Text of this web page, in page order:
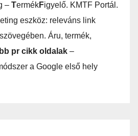
– TermékFigyelő. KMTF Portál.
eszköz: releváns link
Áru, termék,
pr cikk oldalak –
a Google első hely